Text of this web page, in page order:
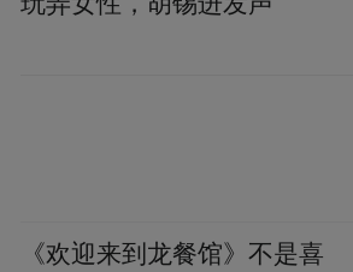
会”变“一行两会”，说白了
风险。
《欢迎来到龙餐馆》不是喜